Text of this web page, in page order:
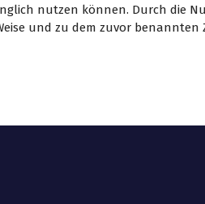
nutzen können. Durch die
und zu dem zuvor benannten